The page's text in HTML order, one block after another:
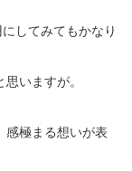
してみてもかなり
いますが。
感極まる想いが表